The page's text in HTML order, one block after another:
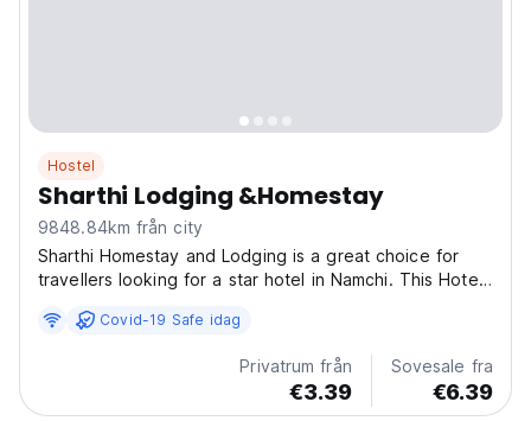
Hostel
Sharthi Lodging &Homestay
9848.84km från city
Sharthi Homestay and Lodging is a great choice for
travellers looking for a star hotel in Namchi. This Hotel
Namchi. Hotel is rated 4.5 out of 5, which is
considered as very good. From all the Budget hotels...
Covid-19 Safe idag
Privatrum från
€3.39
Sovesale fra
€6.39